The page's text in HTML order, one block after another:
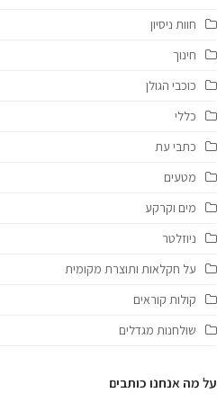
חוות ניסיון
חינוך
כוכבי הגולן
כללי
כתבי עת
מטעים
מים וקרקע
ניוזלטר
על חקלאות ותוצרת מקומית
קולות קוראים
שולחנות מגדלים
על מה אנחנו כותבים